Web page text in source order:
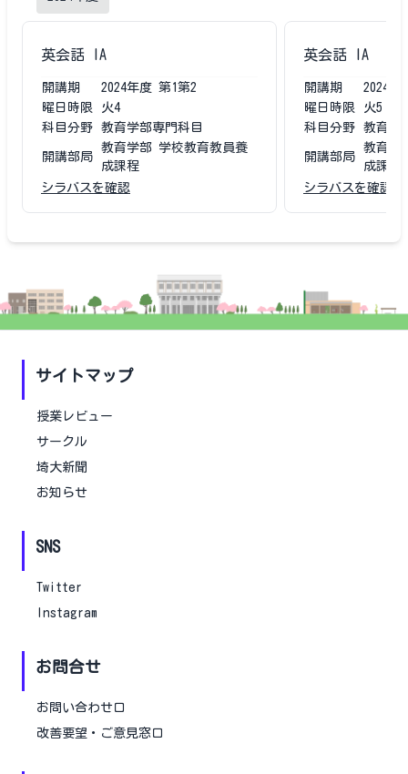
英会話 IA
開講期 2024年度 第1第2
曜日時限
火4
科目分野
教育学部専門科目
開講部局
教育学部 学校教育教員養
成課程
シラバスを確認
英会話 IA
開講期 2024
曜日時限
火5
科目分野
教育学
開講部局
教育学
成課程
シラバスを確認
サイトマップ
授業レビュー
サークル
埼大新聞
お知らせ
SNS
Twitter
Instagram
お問合せ
お問い合わせ口
改善要望・ご意見窓口